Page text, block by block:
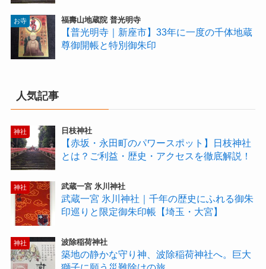
お寺 福壽山地蔵院 普光明寺
【普光明寺｜新座市】33年に一度の千体地蔵
尊御開帳と特別御朱印
人気記事
神社 日枝神社
【赤坂・永田町のパワースポット】日枝神社
とは？ご利益・歴史・アクセスを徹底解説！
神社 武蔵一宮 氷川神社
武蔵一宮 氷川神社｜千年の歴史にふれる御朱
印巡りと限定御朱印帳【埼玉・大宮】
神社 波除稲荷神社
築地の静かな守り神、波除稲荷神社へ。巨大